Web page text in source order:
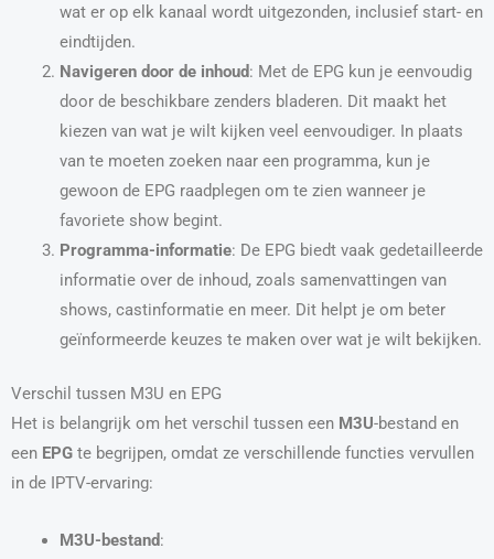
wat er op elk kanaal wordt uitgezonden, inclusief start- en
eindtijden.
Navigeren door de inhoud: Met de EPG kun je eenvoudig
door de beschikbare zenders bladeren. Dit maakt het
kiezen van wat je wilt kijken veel eenvoudiger. In plaats
van te moeten zoeken naar een programma, kun je
gewoon de EPG raadplegen om te zien wanneer je
favoriete show begint.
Programma-informatie: De EPG biedt vaak gedetailleerde
informatie over de inhoud, zoals samenvattingen van
shows, castinformatie en meer. Dit helpt je om beter
geïnformeerde keuzes te maken over wat je wilt bekijken.
Verschil tussen M3U en EPG
Het is belangrijk om het verschil tussen een M3U-bestand en
een EPG te begrijpen, omdat ze verschillende functies vervullen
in de IPTV-ervaring:
M3U-bestand: